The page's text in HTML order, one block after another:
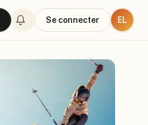
Se connecter EL